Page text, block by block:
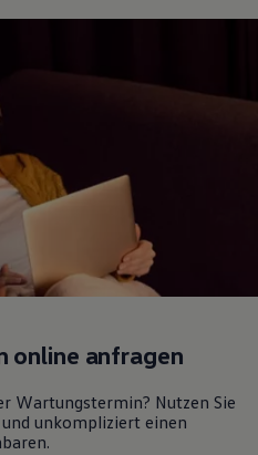
online anfragen
Wartungstermin? Nutzen Sie
unkompliziert einen